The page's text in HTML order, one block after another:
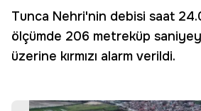
Tunca Nehri'nin debisi saat
ölçümde 206 metreküp
üzerine kırmızı alarm verildi.